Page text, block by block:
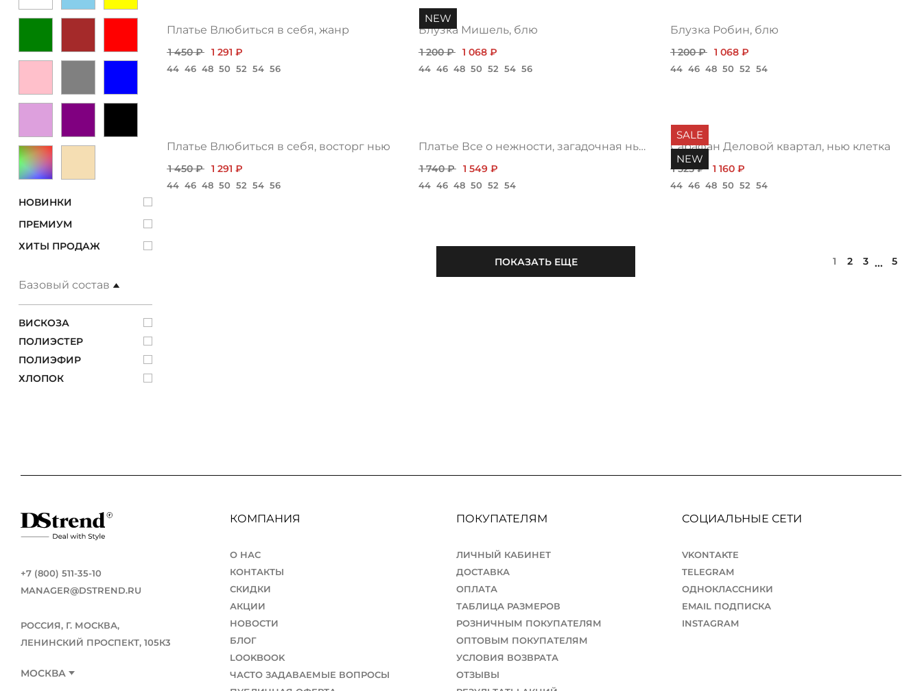
НОВИНКИ
ПРЕМИУМ
ХИТЫ ПРОДАЖ
Базовый состав
ВИСКОЗА
ПОЛИЭСТЕР
ПОЛИЭФИР
ХЛОПОК
Платье Влюбиться в себя, жанр
1 450 ₽ 1 291 ₽
44 46 48 50 52 54 56
NEW
Блузка Мишель, блю
1 200 ₽ 1 068 ₽
44 46 48 50 52 54 56
Блузка Робин, блю
1 200 ₽ 1 068 ₽
44 46 48 50 52 54
Платье Влюбиться в себя, восторг нью
1 450 ₽ 1 291 ₽
44 46 48 50 52 54 56
Платье Все о нежности, загадочная нью
1 740 ₽ 1 549 ₽
44 46 48 50 52 54
SALE
NEW
Сарафан Деловой квартал, нью клетка
1 525 ₽ 1 160 ₽
44 46 48 50 52 54
ПОКАЗАТЬ ЕЩЕ 1 2 3 ... 5
+7 (800) 511-35-10
MANAGER@DSTREND.RU
РОССИЯ, Г. МОСКВА,
ЛЕНИНСКИЙ ПРОСПЕКТ, 105К3
МОСКВА
КОМПАНИЯ
О НАС
КОНТАКТЫ
СКИДКИ
АКЦИИ
НОВОСТИ
БЛОГ
LOOKBOOK
ЧАСТО ЗАДАВАЕМЫЕ ВОПРОСЫ
ПОКУПАТЕЛЯМ
ЛИЧНЫЙ КАБИНЕТ
ДОСТАВКА
ОПЛАТА
ТАБЛИЦА РАЗМЕРОВ
РОЗНИЧНЫМ ПОКУПАТЕЛЯМ
ОПТОВЫМ ПОКУПАТЕЛЯМ
УСЛОВИЯ ВОЗВРАТА
ОТЗЫВЫ
СОЦИАЛЬНЫЕ СЕТИ
VKONTAKTE
TELEGRAM
ОДНОКЛАССНИКИ
EMAIL ПОДПИСКА
INSTAGRAM